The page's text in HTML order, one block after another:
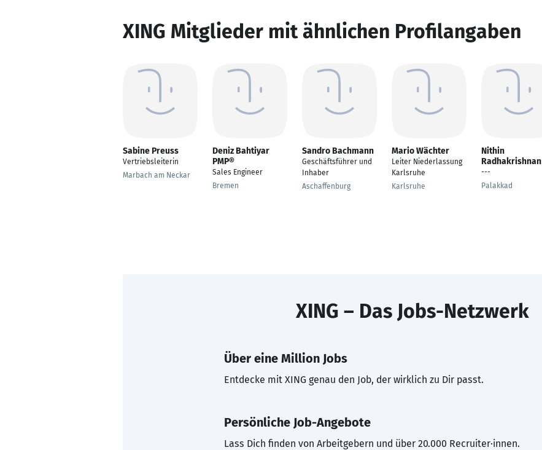
XING Mitglieder mit ähnlichen Profilangaben
Sabine Preuss
Vertriebsleiterin
Marbach am Neckar
Deniz Bahtiyar
PMP®
Sales Engineer
Bremen
Sandro Bachmann
Geschäftsführer und
Inhaber
Aschaffenburg
Mario Wächter
Leiter Niederlassung
Karlsruhe
Karlsruhe
Nithin
Radhakrishnan
---
Palakkad
XING – Das Jobs-Netzwerk
Über eine Million Jobs
Entdecke mit XING genau den Job, der wirklich zu Dir passt.
Persönliche Job-Angebote
Lass Dich finden von Arbeitgebern und über 20.000 Recruiter·innen.